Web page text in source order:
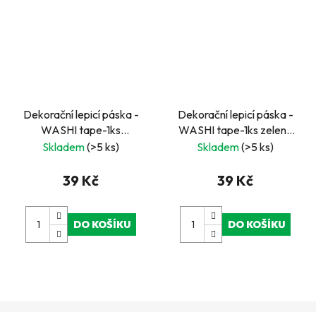
Dekorační lepicí páska -
WASHI tape-1ks
Vintage, královská
Skladem(>5 ks)
39 Kč
DO KOŠÍKU
Dekorační lepicí páska -
WASHI tape-1ks zelené
hippies
Skladem(>5 ks)
39 Kč
DO KOŠÍKU